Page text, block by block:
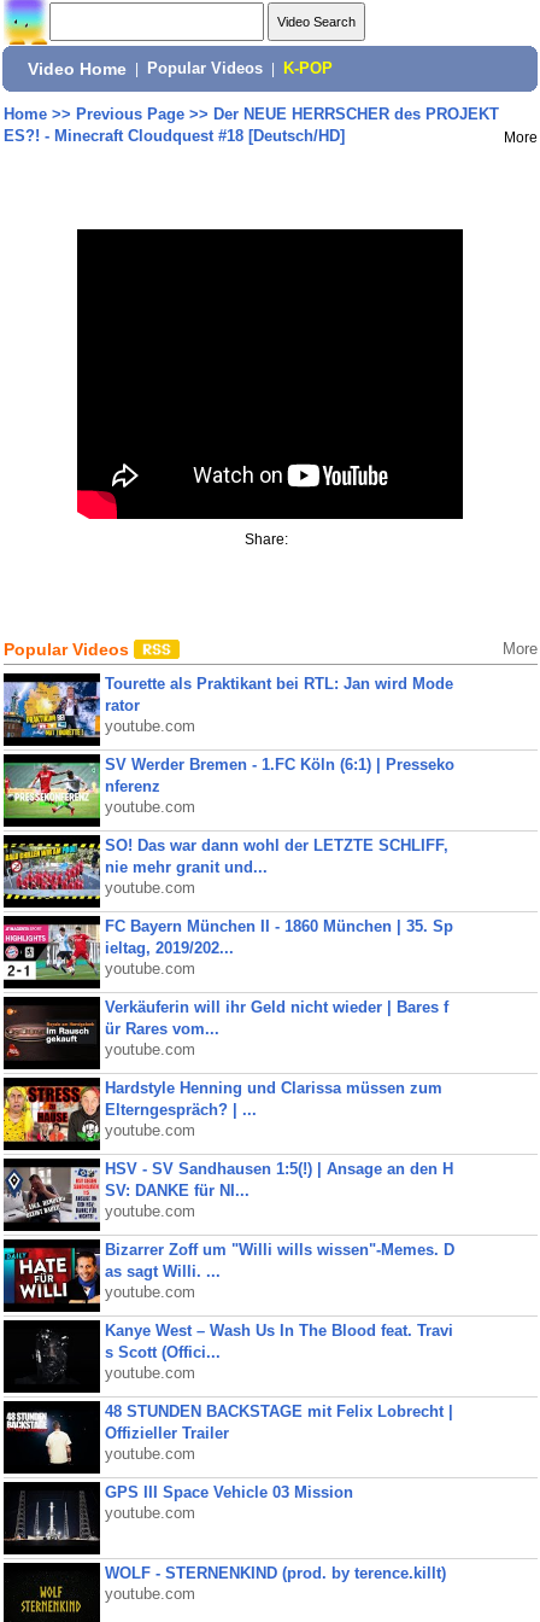
Video Home Popular Videos K-POP
Home>> Previous Page>> Der NEUE HERRSCHER des PROJEKT
ES?! - Minecraft Cloudquest #18 [Deutsch/HD]
More
Share:
Popular Videos More
Tourette als Praktikant bei RTL: Jan wird Mode
rator
youtube.com
SV Werder Bremen - 1.FC Köln (6:1) | Presseko
nferenz
youtube.com
SO! Das war dann wohl der LETZTE SCHLIFF,
nie mehr granit und...
youtube.com
FC Bayern München II - 1860 München | 35. Sp
ieltag, 2019/202...
youtube.com
Verkäuferin will ihr Geld nicht wieder | Bares f
ür Rares vom...
youtube.com
Hardstyle Henning und Clarissa müssen zum
Elterngespräch? | ...
youtube.com
HSV - SV Sandhausen 1:5(!) | Ansage an den H
SV: DANKE für NI...
youtube.com
Bizarrer Zoff um "Willi wills wissen"-Memes. D
as sagt Willi. ...
youtube.com
Kanye West – Wash Us In The Blood feat. Travi
s Scott (Offici...
youtube.com
48 STUNDEN BACKSTAGE mit Felix Lobrecht |
Offizieller Trailer
youtube.com
GPS III Space Vehicle 03 Mission
youtube.com
WOLF - STERNENKIND (prod. by terence.killt)
youtube.com